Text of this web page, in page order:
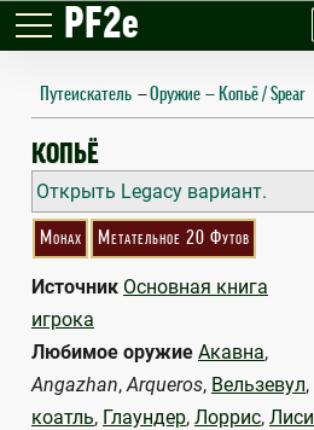
PF2e
Путеискатель —Оружие Копьё / Spear
КОПЬЁ
SPEAR
Открыть Legacy вариант.
Монах Метательное 20 Футов
Источник Основная книга
игрока
Любимое оружие Акавна,
Angazhan,Arqueros, Вельзевул,
коатль, Глаундер, Лоррис,